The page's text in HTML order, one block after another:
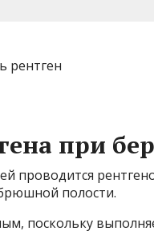
при
проводится
полости.
поскольку